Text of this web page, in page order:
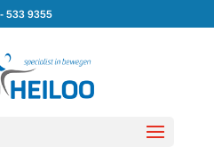
533 9355